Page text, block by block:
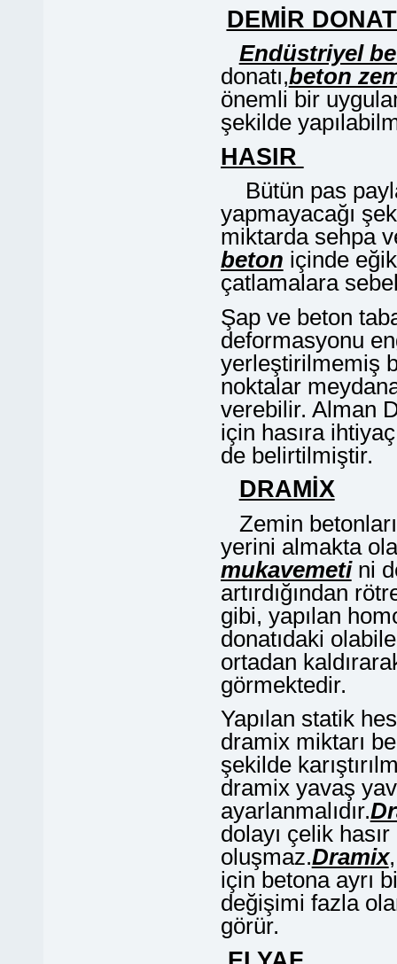
DEMİR
Endüstriyel
donatı,beton
önemli bir
şekilde
HASIR
Bütün pas
yapmayacağı
miktarda sehpa
beton içinde
çatlamalara
Şap ve beton
deformasyonu
yerleştirilmemiş
noktalar
verebilir. Alman
için hasıra
de belirtilmiştir.
DRAMİX
Zemin
yerini almakta
mukavemetini
artırdığından
gibi, yapılan
donatıdaki
ortadan
görmektedir.
Yapılan statik
dramix miktarı
şekilde
dramix yavaş
ayarlanmalıdır.
dolayı çelik
oluşmaz.Dramix
için betona ayrı
değişimi fazla
görür.